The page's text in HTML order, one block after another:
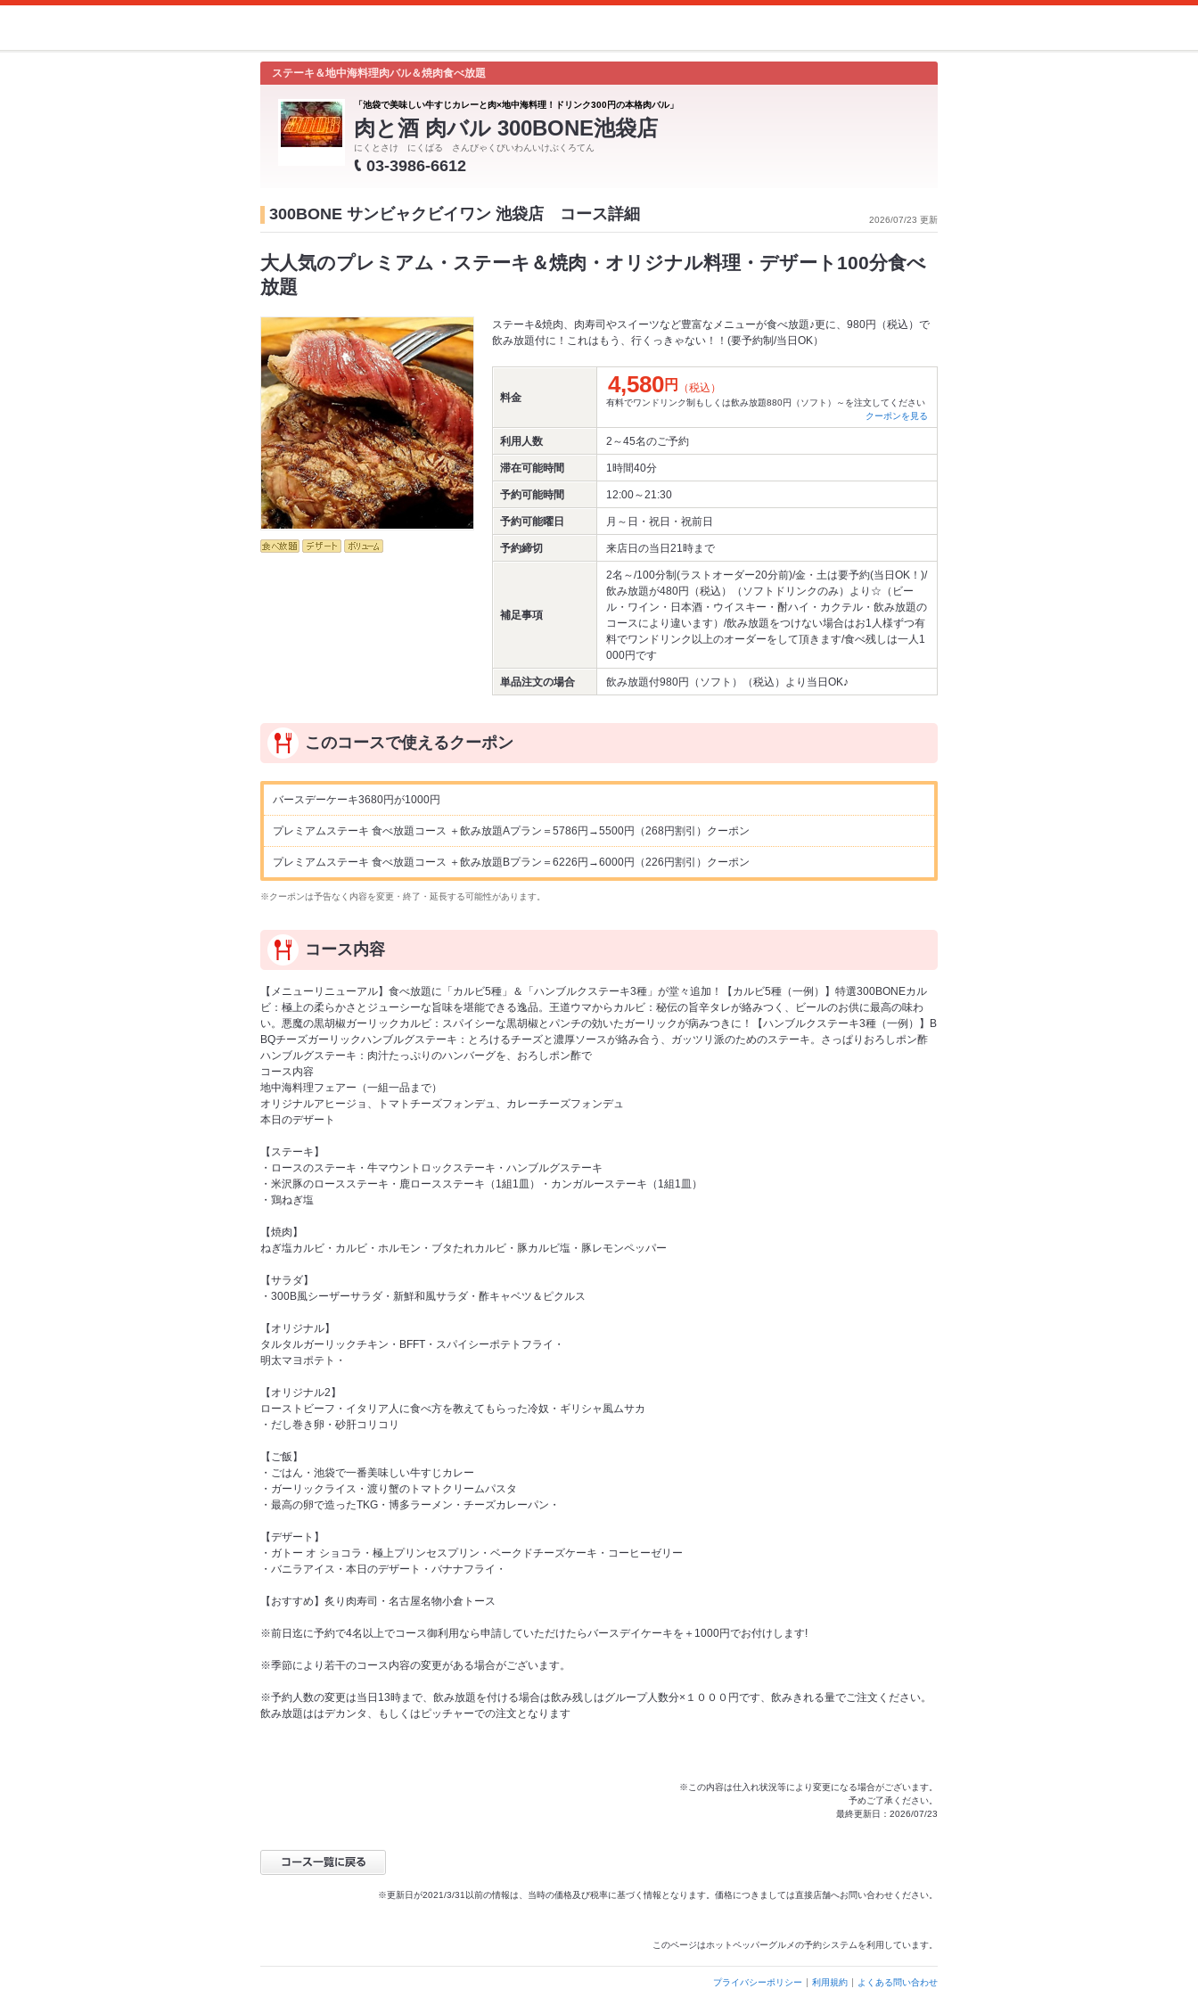
ステーキ＆地中海料理肉バル＆焼肉食べ放題
「池袋で美味しい牛すじカレーと肉×地中海料理！ドリンク300円の本格肉バル」
肉と酒 肉バル 300BONE池袋店
にくとさけ にくばる さんびゃくびいわんいけぶくろてん
03-3986-6612
2026/07/23 更新
300BONE サンビャクビイワン 池袋店 コース詳細
大人気のプレミアム・ステーキ＆焼肉・オリジナル料理・デザート100分食べ
放題
ステーキ&焼肉、肉寿司やスイーツなど豊富なメニューが食べ放題♪更に、980円（税込）で
飲み放題付に！これはもう、行くっきゃない！！(要予約制/当日OK）
料金 4,580円 （税込）
有料でワンドリンク制もしくは飲み放題880円（ソフト）～を注文してください
クーポンを見る
利用人数 2～45名のご予約
滞在可能時間 1時間40分
予約可能時間 12:00～21:30
予約可能曜日 月～日・祝日・祝前日
予約締切 来店日の当日21時まで
補足事項
2名～/100分制(ラストオーダー20分前)/金・土は要予約(当日OK！)/
飲み放題が480円（税込）（ソフトドリンクのみ）より☆（ビー
ル・ワイン・日本酒・ウイスキー・酎ハイ・カクテル・飲み放題の
コースにより違います）/飲み放題をつけない場合はお1人様ずつ有
料でワンドリンク以上のオーダーをして頂きます/食べ残しは一人1
000円です
単品注文の場合 飲み放題付980円（ソフト）（税込）より当日OK♪
このコースで使えるクーポン
バースデーケーキ3680円が1000円
プレミアムステーキ 食べ放題コース ＋飲み放題Aプラン＝5786円→5500円（268円割引）クーポン
プレミアムステーキ 食べ放題コース ＋飲み放題Bプラン＝6226円→6000円（226円割引）クーポン
※クーポンは予告なく内容を変更・終了・延長する可能性があります。
コース内容
【メニューリニューアル】食べ放題に「カルビ5種」＆「ハンブルクステーキ3種」が堂々追加！【カルビ5種（一例）】特選300BONEカル
ビ：極上の柔らかさとジューシーな旨味を堪能できる逸品。王道ウマからカルビ：秘伝の旨辛タレが絡みつく、ビールのお供に最高の味わ
い。悪魔の黒胡椒ガーリックカルビ：スパイシーな黒胡椒とパンチの効いたガーリックが病みつきに！【ハンブルクステーキ3種（一例）】B
BQチーズガーリックハンブルグステーキ：とろけるチーズと濃厚ソースが絡み合う、ガッツリ派のためのステーキ。さっぱりおろしポン酢
ハンブルグステーキ：肉汁たっぷりのハンバーグを、おろしポン酢で
コース内容
地中海料理フェアー（一組一品まで）
オリジナルアヒージョ、トマトチーズフォンデュ、カレーチーズフォンデュ
本日のデザート
【ステーキ】
・ロースのステーキ・牛マウントロックステーキ・ハンブルグステーキ
・米沢豚のロースステーキ・鹿ロースステーキ（1組1皿）・カンガルーステーキ（1組1皿）
・鶏ねぎ塩
【焼肉】
ねぎ塩カルビ・カルビ・ホルモン・ブタたれカルビ・豚カルビ塩・豚レモンペッパー
【サラダ】
・300B風シーザーサラダ・新鮮和風サラダ・酢キャベツ＆ピクルス
【オリジナル】
タルタルガーリックチキン・BFFT・スパイシーポテトフライ・
明太マヨポテト・
【オリジナル2】
ローストビーフ・イタリア人に食べ方を教えてもらった冷奴・ギリシャ風ムサカ
・だし巻き卵・砂肝コリコリ
【ご飯】
・ごはん・池袋で一番美味しい牛すじカレー
・ガーリックライス・渡り蟹のトマトクリームパスタ
・最高の卵で造ったTKG・博多ラーメン・チーズカレーパン・
【デザート】
・ガトー オ ショコラ・極上プリンセスプリン・ベークドチーズケーキ・コーヒーゼリー
・バニラアイス・本日のデザート・バナナフライ・
【おすすめ】炙り肉寿司・名古屋名物小倉トース
※前日迄に予約で4名以上でコース御利用なら申請していただけたらバースデイケーキを＋1000円でお付けします!
※季節により若干のコース内容の変更がある場合がございます。
※予約人数の変更は当日13時まで、飲み放題を付ける場合は飲み残しはグループ人数分×１０００円です、飲みきれる量でご注文ください。
飲み放題ははデカンタ、もしくはピッチャーでの注文となります
※この内容は仕入れ状況等により変更になる場合がございます。
予めご了承ください。
最終更新日：2026/07/23
※更新日が2021/3/31以前の情報は、当時の価格及び税率に基づく情報となります。価格につきましては直接店舗へお問い合わせください。
このページはホットペッパーグルメの予約システムを利用しています。
プライバシーポリシー 利用規約 よくある問い合わせ